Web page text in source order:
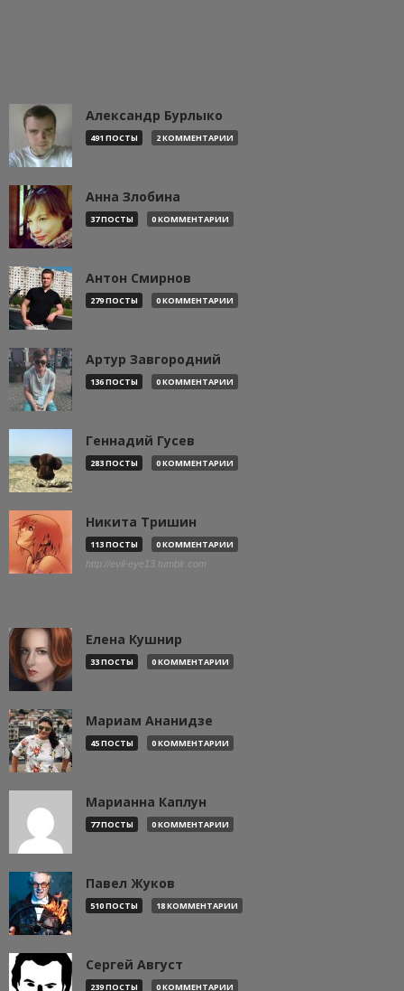
Александр Бурлыко
491 ПОСТЫ 2 КОММЕНТАРИИ
Анна Злобина
37 ПОСТЫ 0 КОММЕНТАРИИ
Антон Смирнов
279 ПОСТЫ 0 КОММЕНТАРИИ
Артур Завгородний
136 ПОСТЫ 0 КОММЕНТАРИИ
Геннадий Гусев
283 ПОСТЫ 0 КОММЕНТАРИИ
Никита Тришин
113 ПОСТЫ 0 КОММЕНТАРИИ
http://evil-eye13.tumblr.com
Елена Кушнир
33 ПОСТЫ 0 КОММЕНТАРИИ
Мариам Ананидзе
45 ПОСТЫ 0 КОММЕНТАРИИ
Марианна Каплун
77 ПОСТЫ 0 КОММЕНТАРИИ
Павел Жуков
510 ПОСТЫ 18 КОММЕНТАРИИ
Сергей Август
239 ПОСТЫ 0 КОММЕНТАРИИ